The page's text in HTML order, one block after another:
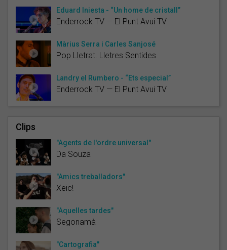
Eduard Iniesta - “Un home de cristall”
Enderrock TV — El Punt Avui TV
Màrius Serra i Carles Sanjosé
Pop Lletrat. Lletres Sentides
Landry el Rumbero - “Ets especial”
Enderrock TV — El Punt Avui TV
Clips
"Agents de l'ordre universal"
Da Souza
"Amics treballadors"
Xeic!
"Aquelles tardes"
Segonamà
"Cartografia"